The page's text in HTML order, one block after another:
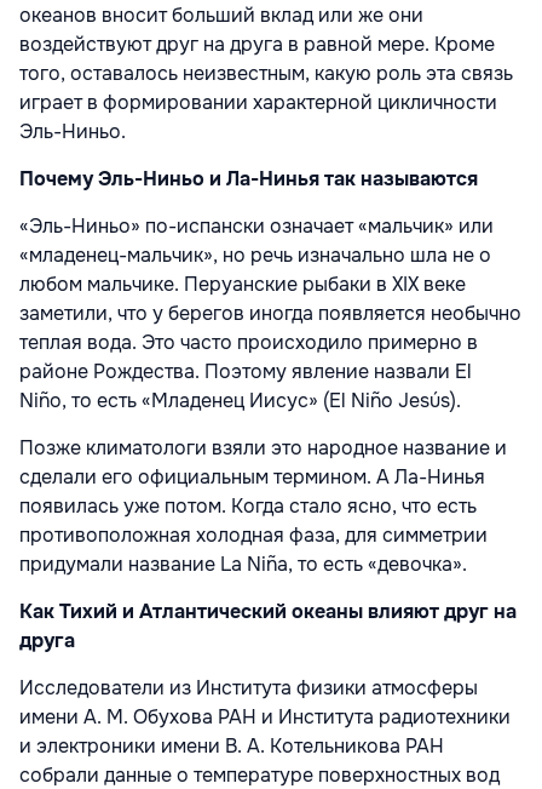
океанов вносит больший вклад или же они
воздействуют друг на друга в равной мере. Кроме
того, оставалось неизвестным, какую роль эта связь
играет в формировании характерной цикличности
Эль-Ниньо.
Почему Эль-Ниньо и Ла-Нинья так называются
«Эль-Ниньо» по-испански означает «мальчик» или
«младенец-мальчик», но речь изначально шла не о
любом мальчике. Перуанские рыбаки в XIX веке
заметили, что у берегов иногда появляется необычно
теплая вода. Это часто происходило примерно в
районе Рождества. Поэтому явление назвали El
Niño, то есть «Младенец Иисус» (El Niño Jesús).
Позже климатологи взяли это народное название и
сделали его официальным термином. А Ла-Нинья
появилась уже потом. Когда стало ясно, что есть
противоположная холодная фаза, для симметрии
придумали название La Niña, то есть «девочка».
Как Тихий и Атлантический океаны влияют друг на
друга
Исследователи из Института физики атмосферы
имени А. М. Обухова РАН и Института радиотехники
и электроники имени В. А. Котельникова РАН
собрали данные о температуре поверхностных вод